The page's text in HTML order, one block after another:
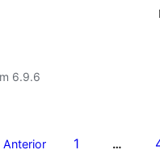
6.9.6
Anterior 1 …